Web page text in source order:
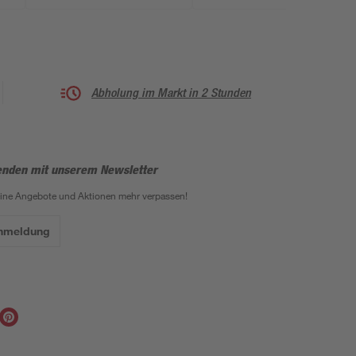
Abholung im Markt in 2 Stunden
mit unserem Newsletter
Angebote und Aktionen mehr verpassen!